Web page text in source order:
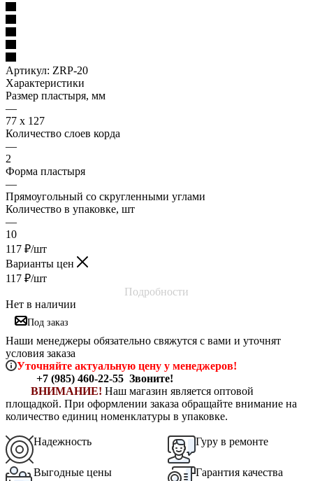
Артикул: ZRP-20
Характеристики
Размер пластыря, мм
—
77 х 127
Количество слоев корда
—
2
Форма пластыря
—
Прямоугольный со скругленными углами
Количество в упаковке, шт
—
10
117 ₽/шт
Варианты цен
117 ₽/шт
Подробности
Нет в наличии
Под заказ
Наши менеджеры обязательно свяжутся с вами и уточнят
условия заказа
Уточняйте актуальную цену у менеджеров!
+7 (985) 460-22-55 Звоните!
ВНИМАНИЕ! Наш магазин является оптовой
площадкой. При оформлении заказа обращайте внимание на
количество единиц номенклатуры в упаковке.
Надежность Гуру в ремонте
Выгодные цены Гарантия качества